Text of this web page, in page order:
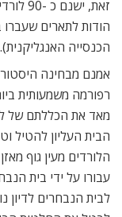
זאת,
הכנסייה האנגליקנית).
אמנם מבחינה
מאד את הכללתם של
הבית העליון להטיל
הלורדים מעין גוף
עבורו על ידי בית
לבית הנבחרים לדיון